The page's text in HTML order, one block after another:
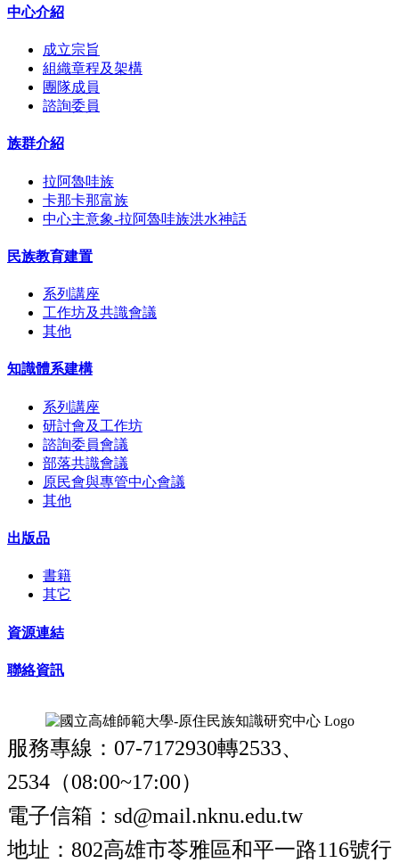
中心介紹
成立宗旨
組織章程及架構
團隊成員
諮詢委員
族群介紹
拉阿魯哇族
卡那卡那富族
中心主意象-拉阿魯哇族洪水神話
民族教育建置
系列講座
工作坊及共識會議
其他
知識體系建構
系列講座
研討會及工作坊
諮詢委員會議
部落共識會議
原民會與專管中心會議
其他
出版品
書籍
其它
資源連結
聯絡資訊
服務專線：07-7172930轉2533、
2534（08:00~17:00）
電子信箱：sd@mail.nknu.edu.tw
地址：802高雄市苓雅區和平一路116號行